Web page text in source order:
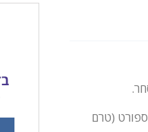
בספורט (טרם